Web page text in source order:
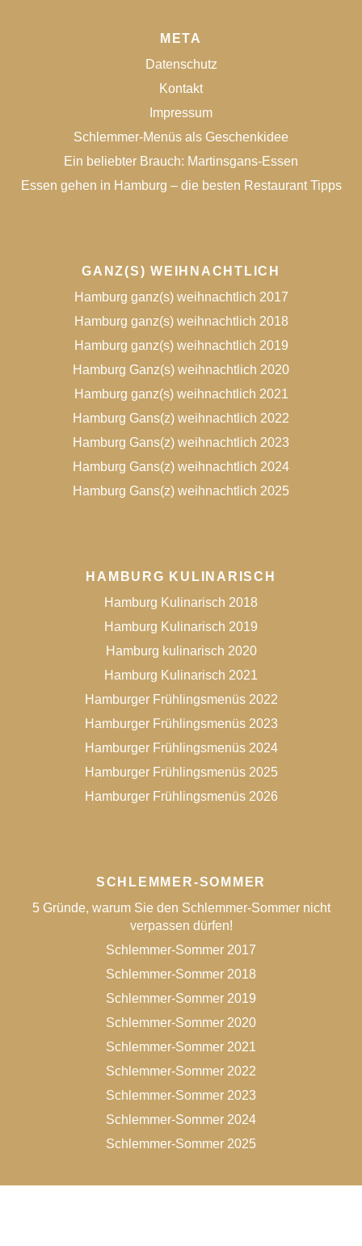
META
Datenschutz
Kontakt
Impressum
Schlemmer-Menüs als Geschenkidee
Ein beliebter Brauch: Martinsgans-Essen
Essen gehen in Hamburg – die besten Restaurant Tipps
GANZ(S) WEIHNACHTLICH
Hamburg ganz(s) weihnachtlich 2017
Hamburg ganz(s) weihnachtlich 2018
Hamburg ganz(s) weihnachtlich 2019
Hamburg Ganz(s) weihnachtlich 2020
Hamburg ganz(s) weihnachtlich 2021
Hamburg Gans(z) weihnachtlich 2022
Hamburg Gans(z) weihnachtlich 2023
Hamburg Gans(z) weihnachtlich 2024
Hamburg Gans(z) weihnachtlich 2025
HAMBURG KULINARISCH
Hamburg Kulinarisch 2018
Hamburg Kulinarisch 2019
Hamburg kulinarisch 2020
Hamburg Kulinarisch 2021
Hamburger Frühlingsmenüs 2022
Hamburger Frühlingsmenüs 2023
Hamburger Frühlingsmenüs 2024
Hamburger Frühlingsmenüs 2025
Hamburger Frühlingsmenüs 2026
SCHLEMMER-SOMMER
5 Gründe, warum Sie den Schlemmer-Sommer nicht
verpassen dürfen!
Schlemmer-Sommer 2017
Schlemmer-Sommer 2018
Schlemmer-Sommer 2019
Schlemmer-Sommer 2020
Schlemmer-Sommer 2021
Schlemmer-Sommer 2022
Schlemmer-Sommer 2023
Schlemmer-Sommer 2024
Schlemmer-Sommer 2025